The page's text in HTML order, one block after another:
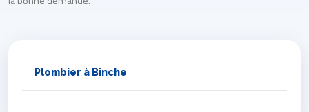
Plombier à Binche